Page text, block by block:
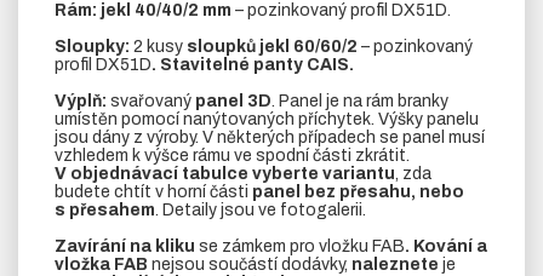
Rám: jekl 40/40/2 mm – pozinkovaný profil DX51D.
Sloupky: 2 kusy sloupků jekl 60/60/2 – pozinkovaný
profil DX51D. Stavitelné panty CAIS.
Výplň: svařovaný panel 3D. Panel je na rám branky
umístěn pomocí nanýtovaných příchytek. Výšky panelu
jsou dány z výroby. V některých případech se panel musí
vzhledem k výšce rámu ve spodní části zkrátit.
V objednávací tabulce vyberte variantu, zda
budete chtít v horní části panel bez přesahu, nebo
s přesahem. Detaily jsou ve fotogalerii.
Zavírání na kliku se zámkem pro vložku FAB. Kování a
vložka FAB nejsou součástí dodávky, naleznete je